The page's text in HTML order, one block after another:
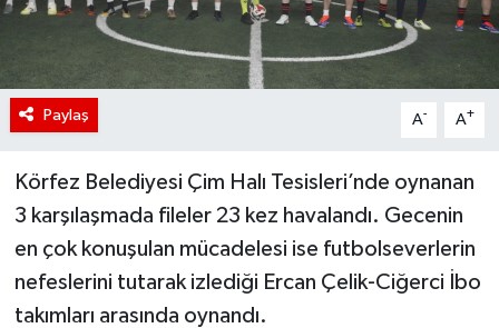
Paylaş A- A+
Körfez Belediyesi Çim Halı Tesisleri’nde oynanan
3 karşılaşmada fileler 23 kez havalandı. Gecenin
en çok konuşulan mücadelesi ise futbolseverlerin
nefeslerini tutarak izlediği Ercan Çelik-Ciğerci İbo
takımları arasında oynandı.